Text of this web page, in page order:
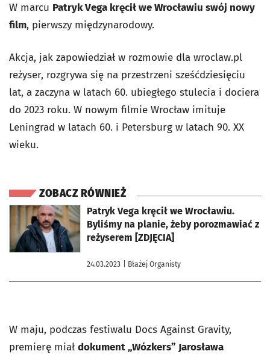
W marcu Patryk Vega kręcił we Wrocławiu swój nowy
film, pierwszy międzynarodowy.
Akcja, jak zapowiedział w rozmowie dla wroclaw.pl
reżyser, rozgrywa się na przestrzeni sześćdziesięciu
lat, a zaczyna w latach 60. ubiegłego stulecia i dociera
do 2023 roku. W nowym filmie Wrocław imituje
Leningrad w latach 60. i Petersburg w latach 90. XX
wieku.
ZOBACZ RÓWNIEŻ
Patryk Vega kręcił we Wrocławiu.
Byliśmy na planie, żeby porozmawiać z
reżyserem [ZDJĘCIA]
24.03.2023 | Błażej Organisty
otworzy się w nowej karcie
W maju, podczas festiwalu Docs Against Gravity,
premierę miałdokument „Wózkers” Jarosława